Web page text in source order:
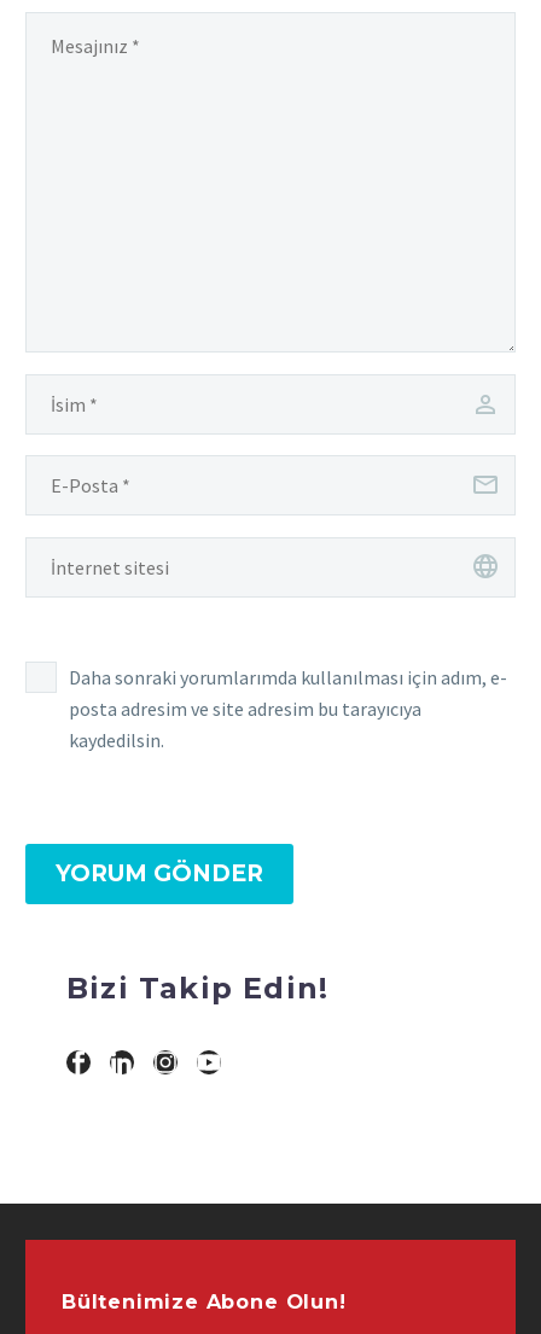
Daha sonraki yorumlarımda kullanılması için adım, e-
posta adresim ve site adresim bu tarayıcıya
kaydedilsin.
YORUM GÖNDER
Bizi Takip Edin!
Bültenimize Abone Olun!